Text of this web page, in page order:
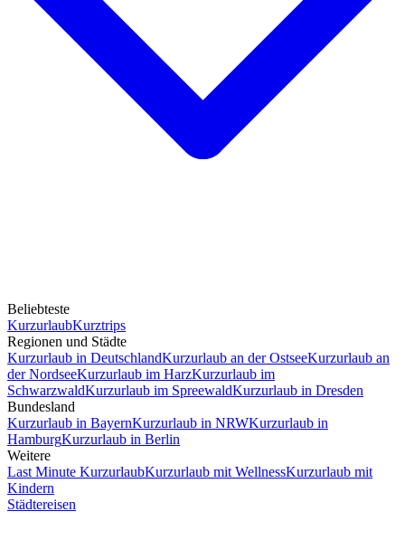
Beliebteste
KurzurlaubKurztrips
Regionen und Städte
Kurzurlaub in DeutschlandKurzurlaub an der OstseeKurzurlaub an
der NordseeKurzurlaub im HarzKurzurlaub im
SchwarzwaldKurzurlaub im SpreewaldKurzurlaub in Dresden
Bundesland
Kurzurlaub in BayernKurzurlaub in NRWKurzurlaub in
HamburgKurzurlaub in Berlin
Weitere
Last Minute KurzurlaubKurzurlaub mit WellnessKurzurlaub mit
Kindern
Städtereisen